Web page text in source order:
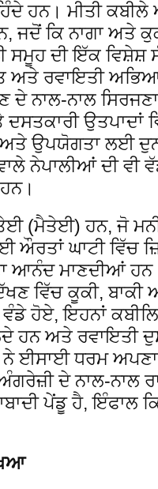
ਹਨ। ਮੀਤੀ
ਜਦੋਂ ਕਿ ਨਾਗਾ ਅਤੇ
ਦੀ ਇੱਕ ਵਿਸ਼ੇਸ਼
ਅਤੇ ਰਵਾਇਤੀ
ਦੇ ਨਾਲ-ਨਾਲ
ਉਤਪਾਦਾਂ
ਉਪਯੋਗਤਾ ਲਈ
ਨੇਪਾਲੀਆਂ ਦੀ ਵੀ
(ਮੈਤੇਈ) ਹਨ, ਜੋ
ਔਰਤਾਂ ਘਾਟੀ ਵਿੱਚ
ਮਾਣਦੀਆਂ ਹਨ।
ਵਿੱਚ ਕੂਕੀ,
ਹੋਏ, ਇਹਨਾਂ
ਹਨ ਅਤੇ ਰਵਾਇਤੀ
ਨੇ ਈਸਾਈ ਧਰਮ
ਦੇ ਨਾਲ-ਨਾਲ
ਪੇਂਡੂ ਹੈ, ਇੰਫਾਲ